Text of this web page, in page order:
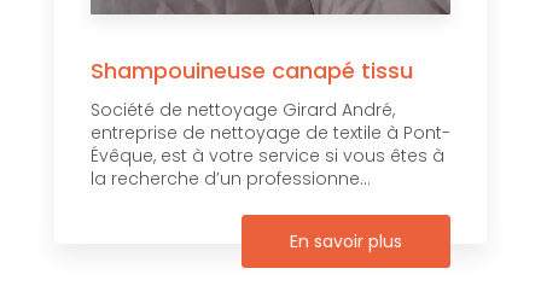
Shampouineuse canapé tissu
Société de nettoyage Girard André,
entreprise de nettoyage de textile à Pont-
Évêque, est à votre service si vous êtes à
la recherche d’un professionne...
En savoir plus